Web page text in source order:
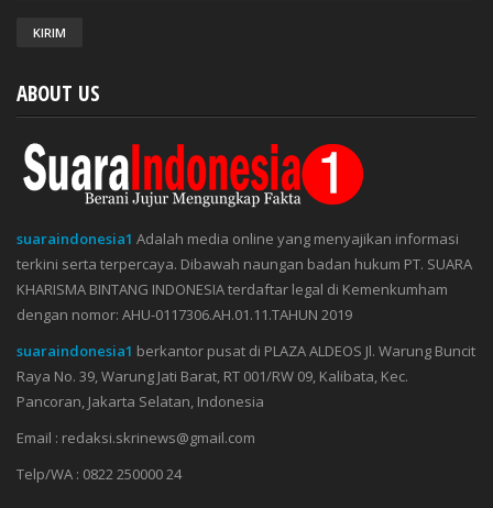
ABOUT US
suaraindonesia1 Adalah media online yang menyajikan informasi
terkini serta terpercaya. Dibawah naungan badan hukum PT. SUARA
KHARISMA BINTANG INDONESIA terdaftar legal di Kemenkumham
dengan nomor: AHU-0117306.AH.01.11.TAHUN 2019
suaraindonesia1 berkantor pusat di PLAZA ALDEOS Jl. Warung Buncit
Raya No. 39, Warung Jati Barat, RT 001/RW 09, Kalibata, Kec.
Pancoran, Jakarta Selatan, Indonesia
Email : redaksi.skrinews@gmail.com
Telp/WA : 0822 250000 24